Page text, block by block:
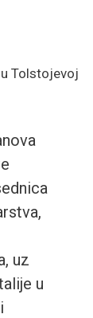
Tolstojevoj
uz
u